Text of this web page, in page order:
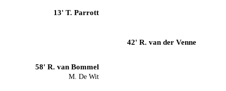
13' T. Parrott
42' R. van der Venne
58' R. van Bommel
M. De Wit